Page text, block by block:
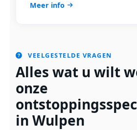
Meer info
VEELGESTELDE VRAGEN
Alles wat u wilt
onze
in Wulpen